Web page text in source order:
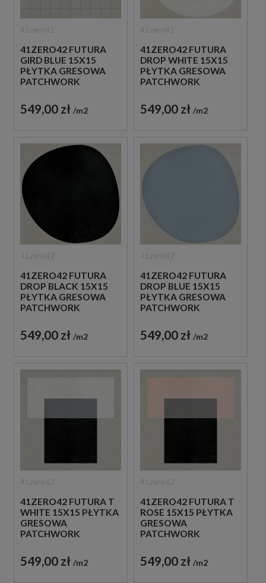
41ZERO42 FUTURA
GIRD BLUE 15X15
PŁYTKA GRESOWA
PATCHWORK
549,00 zł m2
41ZERO42 FUTURA
DROP WHITE 15X15
PŁYTKA GRESOWA
PATCHWORK
549,00 zł m2
41ZERO42 FUTURA
DROP BLACK 15X15
PŁYTKA GRESOWA
PATCHWORK
549,00 zł m2
41ZERO42 FUTURA
DROP BLUE 15X15
PŁYTKA GRESOWA
PATCHWORK
549,00 zł m2
41ZERO42 FUTURA T
WHITE 15X15 PŁYTKA
GRESOWA
PATCHWORK
549,00 zł m2
41ZERO42 FUTURA T
ROSE 15X15 PŁYTKA
GRESOWA
PATCHWORK
549,00 zł m2